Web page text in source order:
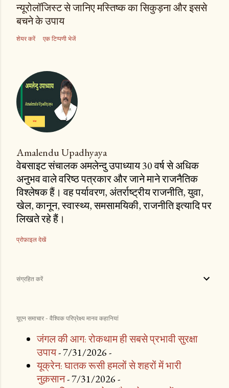
न्यूरोलॉजिस्ट से जानिए मस्तिष्क का सिकुड़ना और इससे
बचने के उपाय
शेयर करें एक टिप्पणी भेजें
Amalendu Upadhyaya
वेबसाइट संचालक अमलेन्दु उपाध्याय 30 वर्ष से अधिक
अनुभव वाले वरिष्ठ पत्रकार और जाने माने राजनैतिक
विश्लेषक हैं। वह पर्यावरण, अंतर्राष्ट्रीय राजनीति, युवा,
खेल, कानून, स्वास्थ्य, समसामयिकी, राजनीति इत्यादि पर
लिखते रहे हैं।
प्रोफ़ाइल देखें
संग्रहित करें
यूएन समाचार - वैश्विक परिप्रेक्ष्य मानव कहानियां
जंगल की आग: रोकथाम ही सबसे प्रभावी सुरक्षा
उपाय- 7/31/2026-
यूक्रेन: घातक रूसी हमलों से शहरों में भारी
नुक़सान- 7/31/2026-